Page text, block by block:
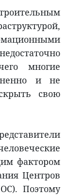
многие
и не
свою
фактором
Центров
Поэтому